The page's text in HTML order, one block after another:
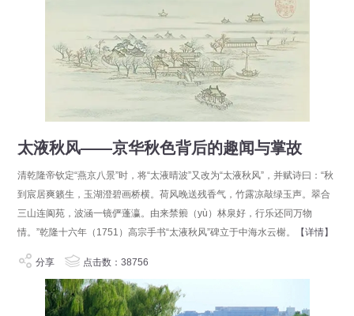
太液秋风——京华秋色背后的趣闻与掌故
清乾隆帝钦定“燕京八景”时，将“太液晴波”又改为“太液秋风”，并赋诗曰：“秋
到宸居爽籁生，玉湖澄碧画桥横。荷风晚送残香气，竹露凉敲绿玉声。翠合
三山连阆苑，波涵一镜俨蓬瀛。由来禁籞（yù）林泉好，行乐还同万物
情。”乾隆十六年（1751）高宗手书“太液秋风”碑立于中海水云榭。
【详情】
分享 点击数：38756